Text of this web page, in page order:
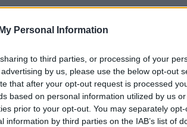
Personal Information
to third parties, or processing of your
by us, please use the below opt-out
that after your opt-out request is processed
based on personal information utilized by us
prior to your opt-out. You may separately
information by third parties on the IAB’s list of
A legfrissebb hírekért kövessen
közölték, hogy nem
akit a pészach
halálos lövöldözéssel